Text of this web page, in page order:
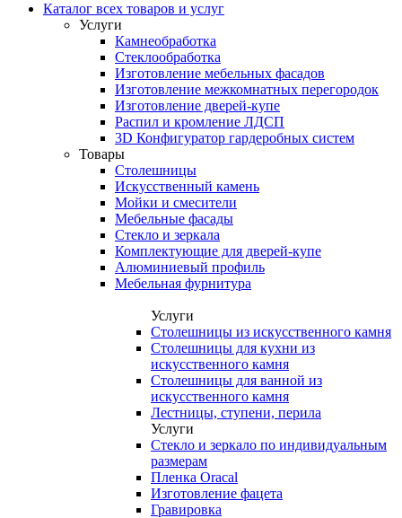
Каталог всех товаров и услуг
Услуги
Камнеобработка
Стеклообработка
Изготовление мебельных фасадов
Изготовление межкомнатных перегородок
Изготовление дверей-купе
Распил и кромление ЛДСП
3D Конфигуратор гардеробных систем
Товары
Столешницы
Искусственный камень
Мойки и смесители
Мебельные фасады
Стекло и зеркала
Комплектующие для дверей-купе
Алюминиевый профиль
Мебельная фурнитура
Услуги
Столешницы из искусственного камня
Столешницы для кухни из
искусственного камня
Столешницы для ванной из
искусственного камня
Лестницы, ступени, перила
Услуги
Стекло и зеркало по индивидуальным
размерам
Пленка Oracal
Изготовление фацета
Гравировка